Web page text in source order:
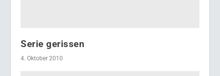
Serie gerissen
4. Oktober 2010